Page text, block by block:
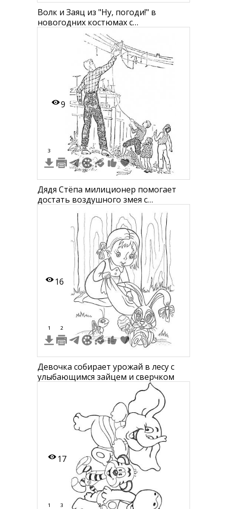
Волк и Заяц из "Ну, погоди!" в
новогодних костюмах с
микрофонами
9
3
Дядя Стёпа милиционер помогает
достать воздушного змея с
16
1 2 1
Девочка собирает урожай в лесу с
улыбающимся зайцем и сверчком
17
1 3 3